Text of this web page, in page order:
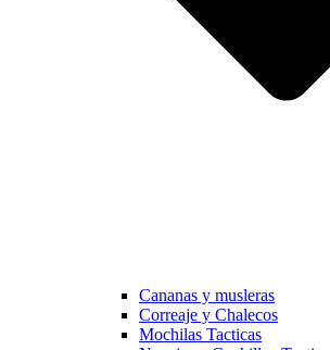
Cananas y musleras
Correaje y Chalecos
Mochilas Tacticas